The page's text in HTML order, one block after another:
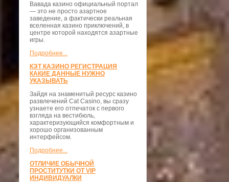
Вавада казино официальный портал
— это не просто азартное
заведение, а фактически реальная
вселенная казино приключений, в
центре которой находятся азартные
игры.
Подробнее...
КЭТ КАЗИНО РЕГИСТРАЦИЯ
КАКИЕ ДАННЫЕ НУЖНО
УКАЗЫВАТЬ
Зайдя на знаменитый ресурс казино
развлечений Cat Casino, вы сразу
узнаете его отпечаток с первого
взгляда на вестибюль,
характеризующийся комфортным и
хорошо организованным
интерфейсом.
Подробнее...
ОТЛИЧИЕ ОБЫЧНОЙ
ПРОСТИТУТКИ ОТ VIP
ИНДИВИДУАЛКИ